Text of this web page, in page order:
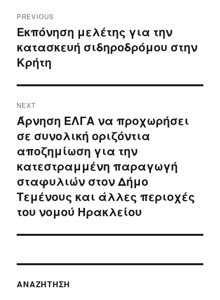
navigation
PREVIOUS
Previous
post:
Εκπόνηση μελέτης για την
κατασκευή σιδηροδρόμου στην
Κρήτη
NEXT
Next
post:
Άρνηση ΕΛΓΑ να προχωρήσει
σε συνολική οριζόντια
αποζημίωση για την
κατεστραμμένη παραγωγή
σταφυλιών στον Δήμο
Τεμένους και άλλες περιοχές
του νομού Ηρακλείου
ΑΝΑΖΉΤΗΣΗ